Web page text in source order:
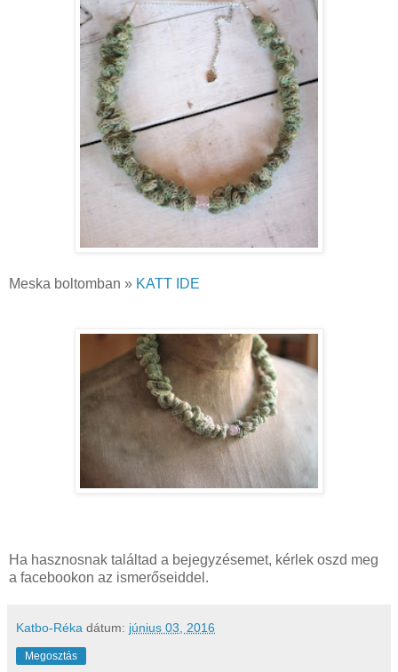
Meska boltomban » KATT IDE
Ha hasznosnak találtad a bejegyzésemet, kérlek oszd meg
a facebookon az ismerőseiddel.
Katbo-Réka dátum: június 03, 2016
Megosztás